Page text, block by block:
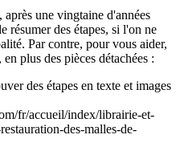
une vingtaine d'années
résumer des étapes, si l'on ne
Par contre, pour vous aider,
plus des pièces détachées :
des étapes en texte et images
fr/accueil/index/librairie-et-
des-malles-de-